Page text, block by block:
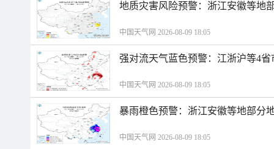
地质灾害风险预警：浙江安徽等地
中国天气网 2026-08-09 18:05
强对流天气蓝色预警：江浙沪等4
中国天气网 2026-08-09 18:05
暴雨橙色预警：浙江安徽等地部分
中国天气网 2026-08-09 18:05